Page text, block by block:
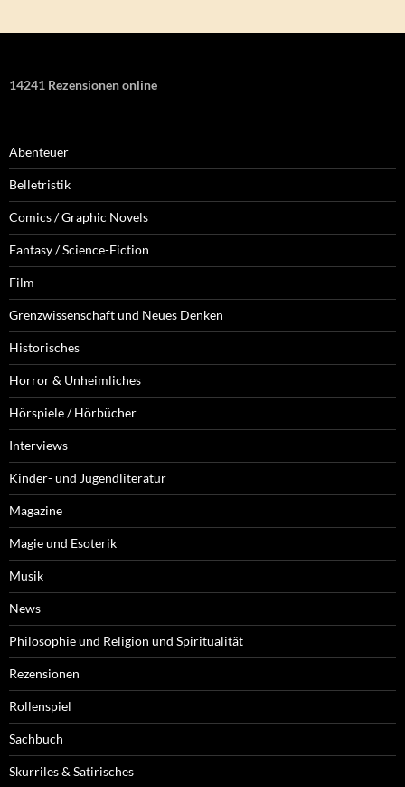
14241 Rezensionen online
Abenteuer
Belletristik
Comics / Graphic Novels
Fantasy / Science-Fiction
Film
Grenzwissenschaft und Neues Denken
Historisches
Horror & Unheimliches
Hörspiele / Hörbücher
Interviews
Kinder- und Jugendliteratur
Magazine
Magie und Esoterik
Musik
News
Philosophie und Religion und Spiritualität
Rezensionen
Rollenspiel
Sachbuch
Skurriles & Satirisches